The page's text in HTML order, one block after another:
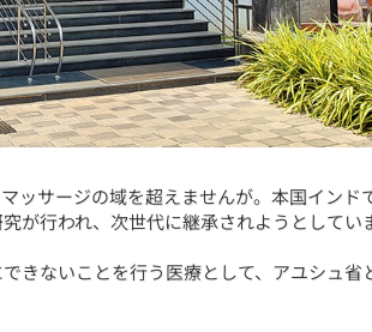
ッサージの域を超えませんが。本国インド
が行われ、次世代に継承されようとしてい
きないことを行う医療として、アユシュ省